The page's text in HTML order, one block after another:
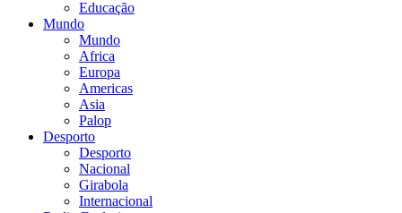
Educação
Mundo
Mundo
Africa
Europa
Americas
Asia
Palop
Desporto
Desporto
Nacional
Girabola
Internacional